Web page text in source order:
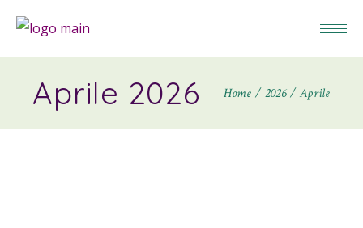
Aprile 2026 Home 2026 Aprile